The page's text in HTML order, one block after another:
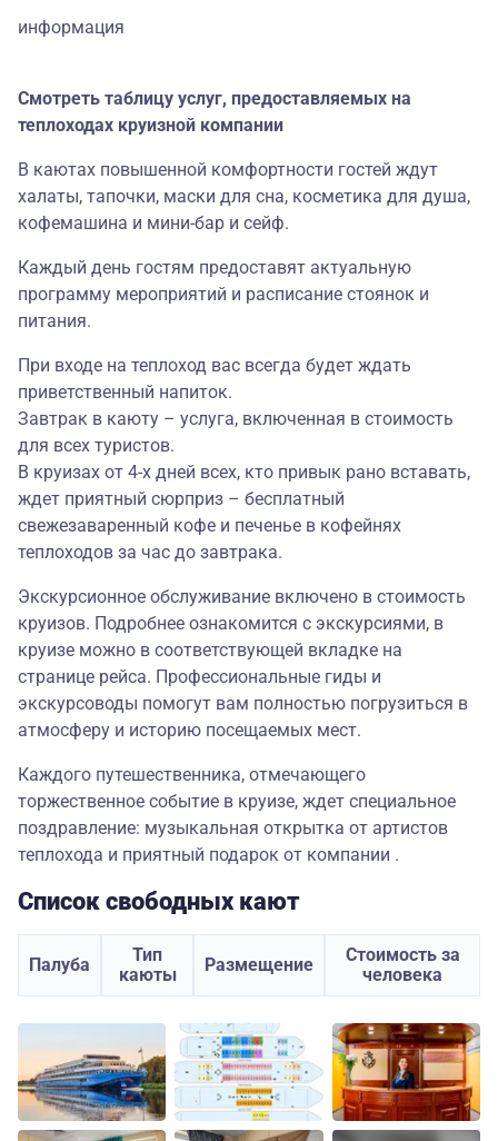
информация
Смотреть таблицу услуг, предоставляемых на
теплоходах круизной компании
В каютах повышенной комфортности гостей ждут
халаты, тапочки, маски для сна, косметика для душа,
кофемашина и мини-бар и сейф.
Каждый день гостям предоставят актуальную
программу мероприятий и расписание стоянок и
питания.
При входе на теплоход вас всегда будет ждать
приветственный напиток.
Завтрак в каюту – услуга, включенная в стоимость
для всех туристов.
В круизах от 4-х дней всех, кто привык рано вставать,
ждет приятный сюрприз – бесплатный
свежезаваренный кофе и печенье в кофейнях
теплоходов за час до завтрака.
Экскурсионное обслуживание включено в стоимость
круизов. Подробнее ознакомится с экскурсиями, в
круизе можно в соответствующей вкладке на
странице рейса. Профессиональные гиды и
экскурсоводы помогут вам полностью погрузиться в
атмосферу и историю посещаемых мест.
Каждого путешественника, отмечающего
торжественное событие в круизе, ждет специальное
поздравление: музыкальная открытка от артистов
теплохода и приятный подарок от компании .
Список свободных кают
Палуба
Тип
каюты
Размещение
Стоимость за
человека